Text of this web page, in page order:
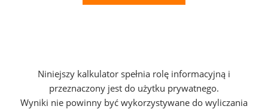
Niniejszy kalkulator spełnia rolę informacyjną i
przeznaczony jest do użytku prywatnego.
Wyniki nie powinny być wykorzystywane do wyliczania